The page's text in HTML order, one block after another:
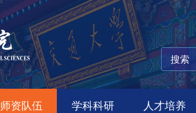
师资队伍 学科科研 人才培养